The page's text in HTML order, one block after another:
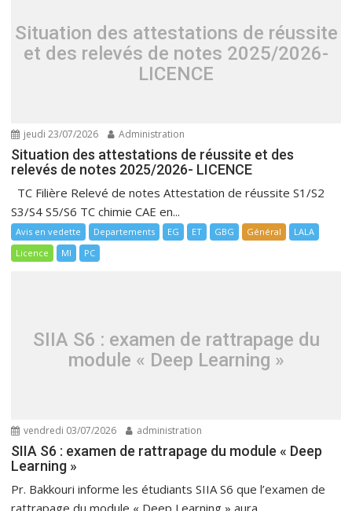
Situation des attestations de réussite
et des relevés de notes 2025/2026-
LICENCE
jeudi 23/07/2026 Administration
Situation des attestations de réussite et des
relevés de notes 2025/2026- LICENCE
TC Filière Relevé de notes Attestation de réussite S1/S2
S3/S4 S5/S6 TC chimie CAE en...
Avis en vedette Departements EG ET GBG Général
LALA
Licence
MI PC
SIIA S6 : examen de rattrapage du
module « Deep Learning »
vendredi 03/07/2026 administration
SIIA S6 : examen de rattrapage du module « Deep
Learning »
Pr. Bakkouri informe les étudiants SIIA S6 que l’examen de